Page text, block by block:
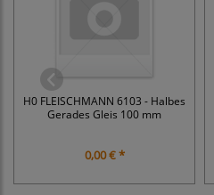
H0 FLEISCHMANN 6103 - Halbes
Gerades Gleis 100 mm
0,00 € *